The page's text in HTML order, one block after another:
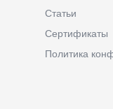
Статьи
Сертификаты
Политика